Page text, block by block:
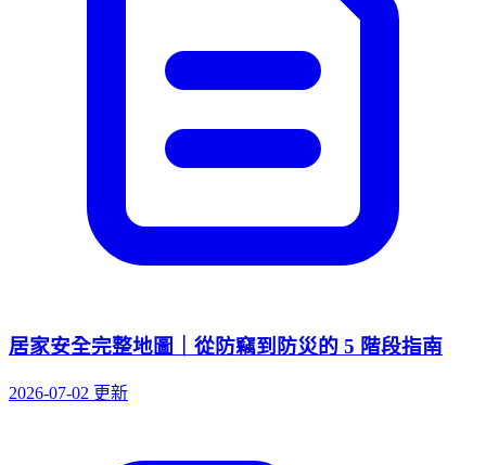
居家安全完整地圖｜從防竊到防災的 5 階段指南
2026-07-02 更新